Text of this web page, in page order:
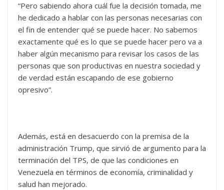
“Pero sabiendo ahora cuál fue la decisión tomada, me
he dedicado a hablar con las personas necesarias con
el fin de entender qué se puede hacer. No sabemos
exactamente qué es lo que se puede hacer pero va a
haber algún mecanismo para revisar los casos de las
personas que son productivas en nuestra sociedad y
de verdad están escapando de ese gobierno
opresivo”.
Además, está en desacuerdo con la premisa de la
administración Trump, que sirvió de argumento para la
terminación del TPS, de que las condiciones en
Venezuela en términos de economía, criminalidad y
salud han mejorado.